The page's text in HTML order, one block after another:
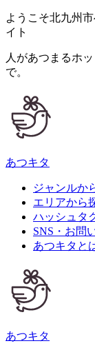
ようこそ北九州
イト
人があつ まるホ
で。
あつキタ
ジャンルか
エリアから
ハッシュタ
SNS・お問
あつキタと
あつキタ